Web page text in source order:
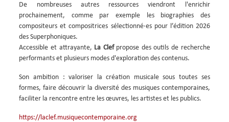
De nombreuses autres ressources viendront l'enrichir
prochainement, comme par exemple les biographies des
compositeurs et compositrices sélectionné·es pour l’édition 2026
des Superphoniques.
Accessible et attrayante, La Clefpropose des outils de recherche
performants et plusieurs modes d'exploration des contenus.
Son ambition : valoriser la création musicale sous toutes ses
formes, faire découvrir la diversité des musiques contemporaines,
faciliter la rencontre entre les œuvres, les artistes et les publics.
https://laclef.musiquecontemporaine.org